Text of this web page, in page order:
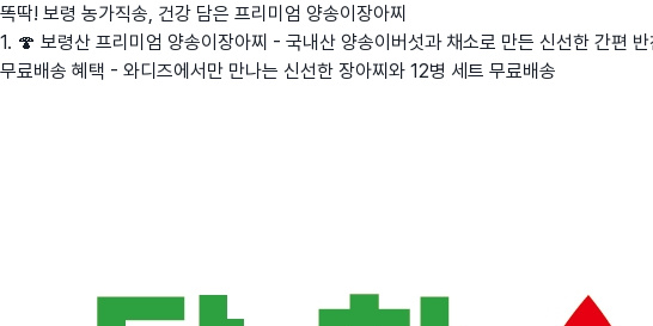
똑딱! 보령 농가직송, 건강 담은 프리미엄 양송이장아찌
1. 🍄 보령산 프리미엄 양송이장아찌 - 국내산 양송이버섯과 채소로 만든 신선한 간편
무료배송 혜택 - 와디즈에서만 만나는 신선한 장아찌와 12병 세트 무료배송